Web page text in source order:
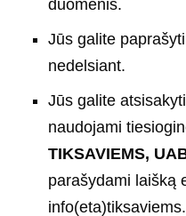
duomenis.
Jūs galite
nedelsiant.
Jūs galite
naudojami
TIKSAVIEMS,
parašydami laišką